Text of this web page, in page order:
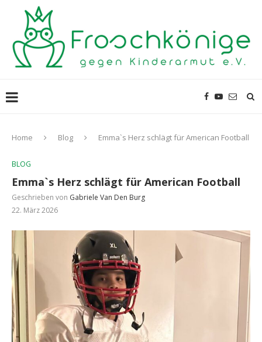
Home Blog Emma`s Herz schlägt für American Football
BLOG
Emma`s Herz schlägt für American Football
Geschrieben von Gabriele Van Den Burg
22. März 2026